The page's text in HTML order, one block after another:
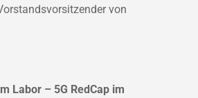
von
Labor – 5G RedCap im